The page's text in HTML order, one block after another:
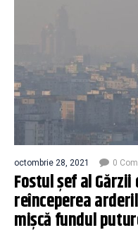
octombrie 28, 2021 0
Fostul șef al
reînceperea
mişcă fundul